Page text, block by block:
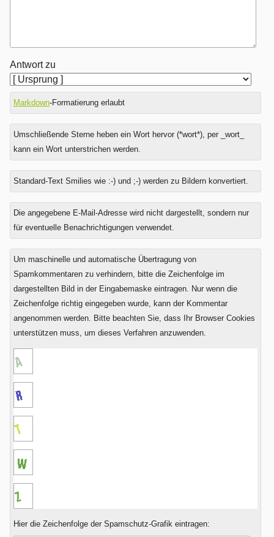
Antwort zu
Markdown-Formatierung erlaubt
Umschließende Sterne heben ein Wort hervor (*wort*), per _wort_
kann ein Wort unterstrichen werden.
Standard-Text Smilies wie :-) und ;-) werden zu Bildern konvertiert.
Was
ist
Drei
plus
Die angegebene E-Mail-Adresse wird nicht dargestellt, sondern nur
für eventuelle Benachrichtigungen verwendet.
Um maschinelle und automatische Übertragung von
Spamkommentaren zu verhindern, bitte die Zeichenfolge im
dargestellten Bild in der Eingabemaske eintragen. Nur wenn die
Zeichenfolge richtig eingegeben wurde, kann der Kommentar
angenommen werden. Bitte beachten Sie, dass Ihr Browser Cookies
unterstützen muss, um dieses Verfahren anzuwenden.
Hier die Zeichenfolge der Spamschutz-Grafik eintragen: